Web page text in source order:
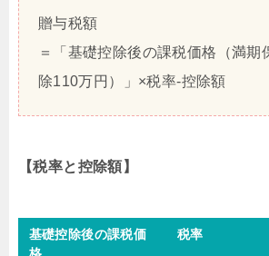
贈与税額
＝「基礎控除後の課税価格（満期
除110万円）」×税率-控除額
【税率と控除額】
基礎控除後の課税価
税率